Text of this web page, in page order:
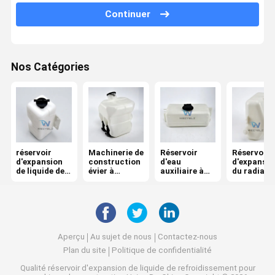
Cuve auxiliaire
Continuer
Nos Catégories
réservoir
d'expansion
de liquide de
Machinerie de
construction
évier à
Réservoir
d'eau
auxiliaire à
Réservoir
du
Aperçu Au sujet de nous
Contactez-nous
Plan du site
Politique de confidentialité
Qualité réservoir d'expansion de liquide de refroidissement pour